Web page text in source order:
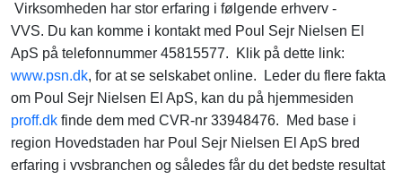
Virksomheden har stor erfaring i følgende erhverv -
VVS. Du kan komme i kontakt med Poul Sejr Nielsen El
ApS på telefonnummer 45815577. Klik på dette link:
www.psn.dk, for at se selskabet online. Leder du flere fakta
om Poul Sejr Nielsen El ApS, kan du på hjemmesiden
proff.dk finde dem med CVR-nr 33948476. Med base i
region Hovedstaden har Poul Sejr Nielsen El ApS bred
erfaring i vvsbranchen og således får du det bedste resultat